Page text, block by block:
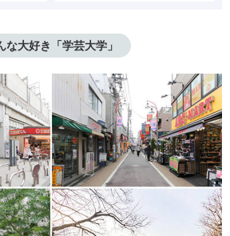
な大好き「学芸大学」